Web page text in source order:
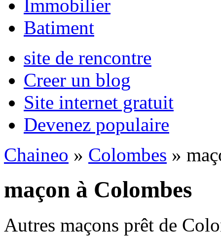
Immobilier
Batiment
site de rencontre
Creer un blog
Site internet gratuit
Devenez populaire
Chaineo » Colombes »
maçon à Colombes
Autres maçons prêt de